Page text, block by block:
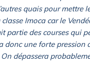
quais pour mettre
Imoca car le
partie des courses qui
donc une forte
dépassera